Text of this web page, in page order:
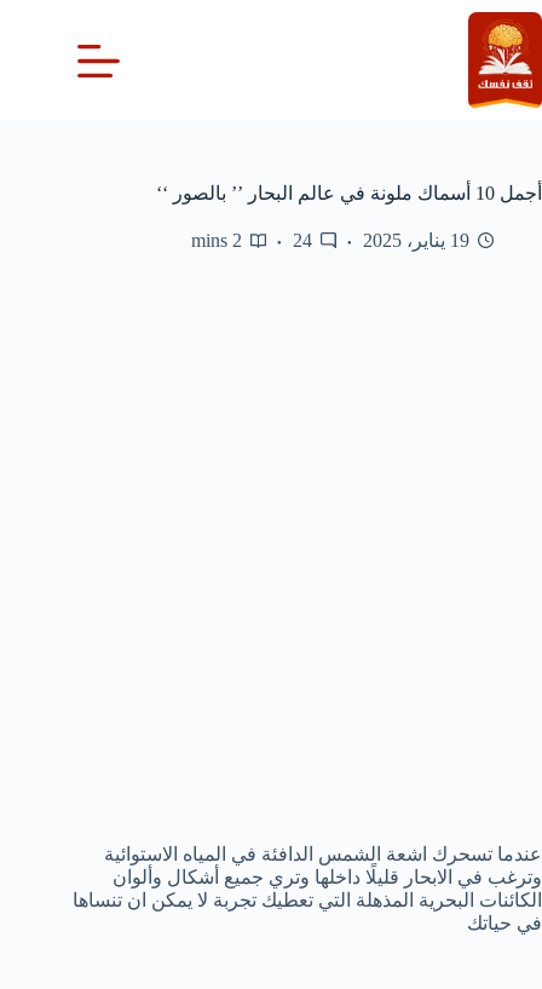
التجاوز
إلى
المحتوى
أجمل 10 أسماك ملونة في عالم البحار ’’ بالصور ‘‘
19 يناير، 2025 24
2 mins
عندما تسحرك اشعة الشمس الدافئة في المياه الاستوائية
وترغب في الابحار قليلًا داخلها وتري جميع أشكال وألوان
الكائنات البحرية المذهلة التي تعطيك تجربة لا يمكن ان تنساها
في حياتك